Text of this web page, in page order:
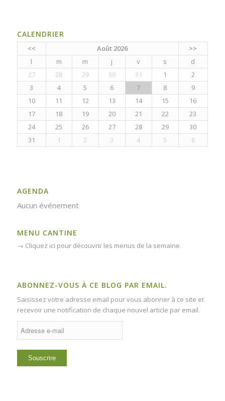
CALENDRIER
<< Août 2026
>>
l
m m j v s
d
27
28 29 30 31 1
2
3
4 5 6 7 8
9
10
11 12 13 14 15
16
17
18 19 20 21 22
23
24
25 26 27 28 29
30
31
1 2 3 4 5 6
AGENDA
Aucun événement
MENU CANTINE
→ Cliquez ici pour découvrir les menus de la semaine.
ABONNEZ-VOUS À CE BLOG PAR EMAIL.
Saisissez votre adresse email pour vous abonner à ce site et
recevoir une notification de chaque nouvel article par email.
Adresse